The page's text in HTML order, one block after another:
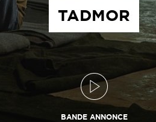
TADMOR
BANDE ANNONCE